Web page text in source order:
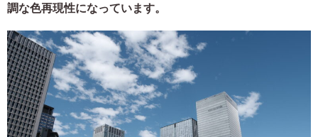
調な色再現性になっています。